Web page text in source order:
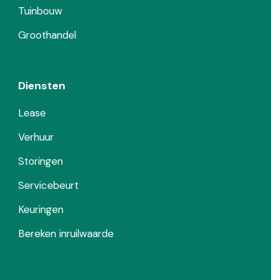
Tuinbouw
Groothandel
Diensten
Lease
Verhuur
Storingen
Servicebeurt
Keuringen
Bereken inruilwaarde